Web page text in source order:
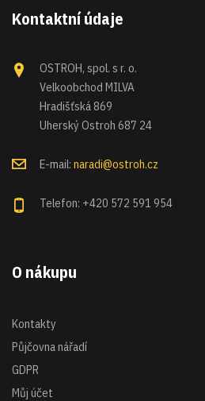
Kontaktní údaje
OSTROH, spol. s r. o.
Velkoobchod MILVA
Hradišťská 869
Uherský Ostroh 687 24
E-mail: naradi@ostroh.cz
Telefon: +420 572 591 954
O nákupu
Kontakty
Půjčovna nářadí
GDPR
Můj účet